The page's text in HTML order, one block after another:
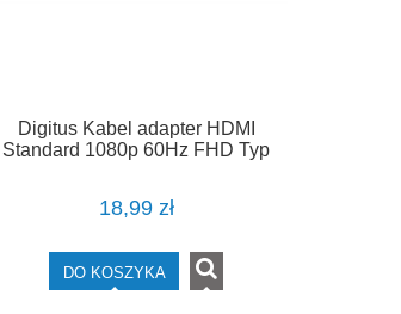
Digitus Kabel adapter HDMI
Standard 1080p 60Hz FHD Typ
18,99 zł
DO KOSZYKA